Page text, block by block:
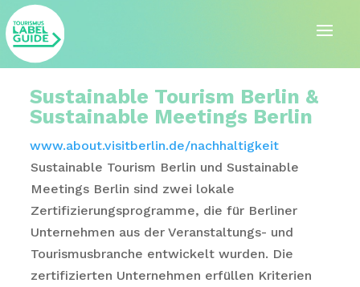
Sustainable Tourism Berlin &
Sustainable Meetings Berlin
www.about.visitberlin.de/nachhaltigkeit
Sustainable Tourism Berlin und Sustainable
Meetings Berlin sind zwei lokale
Zertifizierungsprogramme, die für Berliner
Unternehmen aus der Veranstaltungs- und
Tourismusbranche entwickelt wurden. Die
zertifizierten Unternehmen erfüllen Kriterien